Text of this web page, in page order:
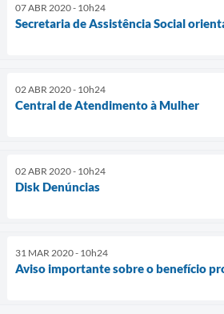
07 ABR 2020 - 10h24
Secretaria de Assistência Social
02 ABR 2020 - 10h24
Central de Atendimento à Mulher
02 ABR 2020 - 10h24
Disk Denúncias
31 MAR 2020 - 10h24
Aviso importante sobre o benefício